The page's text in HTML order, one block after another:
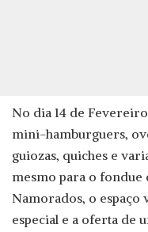
No dia 14 de
mini-hamburguers,
guiozas, quiches e
mesmo para o fondue
Namorados, o espaço
especial e a oferta de